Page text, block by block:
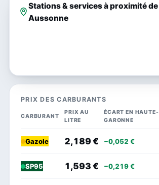
Stations & services à proximité de
Aussonne
PRIX DES CARBURANTS
CARBURANT
PRIX AU
LITRE
ÉCART EN HAUTE-
GARONNE
Gazole 2,189 € −0,052 €
SP95 1,593 € −0,219 €